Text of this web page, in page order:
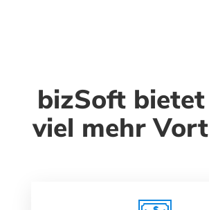
bizSoft
viel mehr